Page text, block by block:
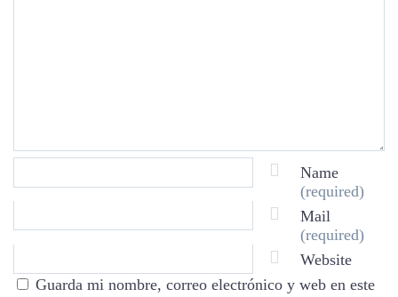
Name
(required)
Mail
(required)
Website
Guarda mi nombre, correo electrónico y web en este